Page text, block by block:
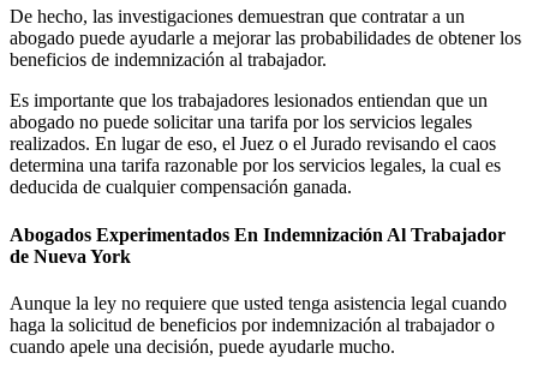
De hecho, las investigaciones demuestran que contratar a un
abogado puede ayudarle a mejorar las probabilidades de obtener los
beneficios de indemnización al trabajador.
Es importante que los trabajadores lesionados entiendan que un
abogado no puede solicitar una tarifa por los servicios legales
realizados. En lugar de eso, el Juez o el Jurado revisando el caos
determina una tarifa razonable por los servicios legales, la cual es
deducida de cualquier compensación ganada.
Abogados Experimentados En Indemnización Al Trabajador
de Nueva York
Aunque la ley no requiere que usted tenga asistencia legal cuando
haga la solicitud de beneficios por indemnización al trabajador o
cuando apele una decisión, puede ayudarle mucho.